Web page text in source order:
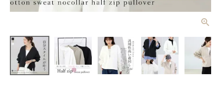
【メール便不
レディーストップス
レディースボトムス